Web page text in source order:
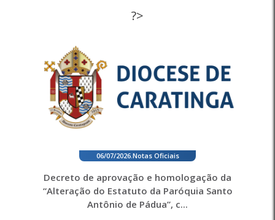
?>
06/07/2026. Notas Oficiais
Decreto de aprovação e homologação da
“Alteração do Estatuto da Paróquia Santo
Antônio de Pádua”, c...